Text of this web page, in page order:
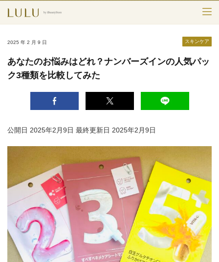
スキンケア
ライフスタイル
2025 年 2 月 9 日 スキンケア
あなたのお悩みはどれ？ナンバーズインの人気パッ
ク3種類を比較してみた
公開日 2025年2月9日 最終更新日 2025年2月9日